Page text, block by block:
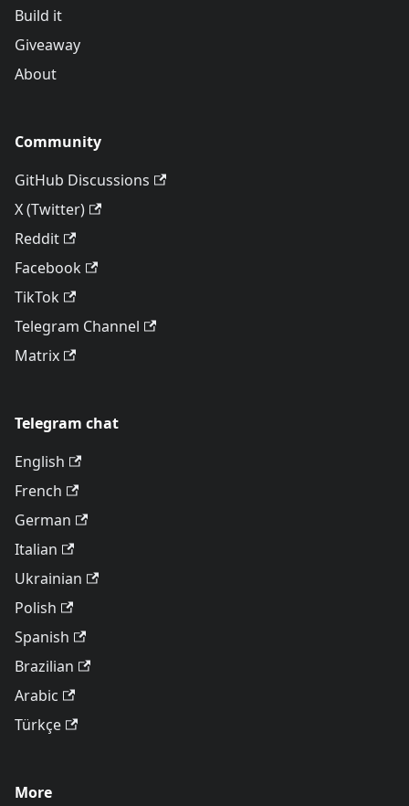
Build it
Giveaway
About
Community
GitHub Discussions
X (Twitter)
Reddit
Facebook
TikTok
Telegram Channel
Matrix
Telegram chat
English
French
German
Italian
Ukrainian
Polish
Spanish
Brazilian
Arabic
Türkçe
More